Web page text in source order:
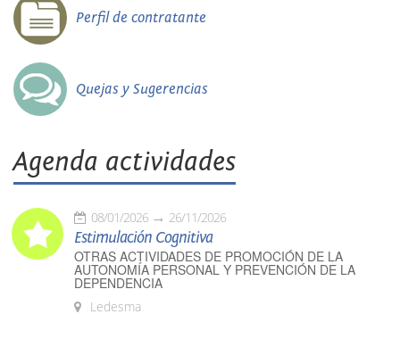
Perfil de contratante
Quejas y Sugerencias
Agenda actividades
08/01/2026 26/11/2026
Estimulación Cognitiva
OTRAS ACTIVIDADES DE PROMOCIÓN DE LA
AUTONOMÍA PERSONAL Y PREVENCIÓN DE LA
DEPENDENCIA
Ledesma